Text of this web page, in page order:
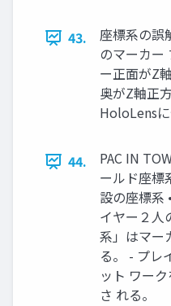
43.
座標系の誤
のマーカー
ー正面がZ
奥がZ軸正
HoloLens
44.
PAC IN
ールド座標
設の座標系
イヤー２人
系」はマー
る。 - プレ
ット ワー
さ れる。